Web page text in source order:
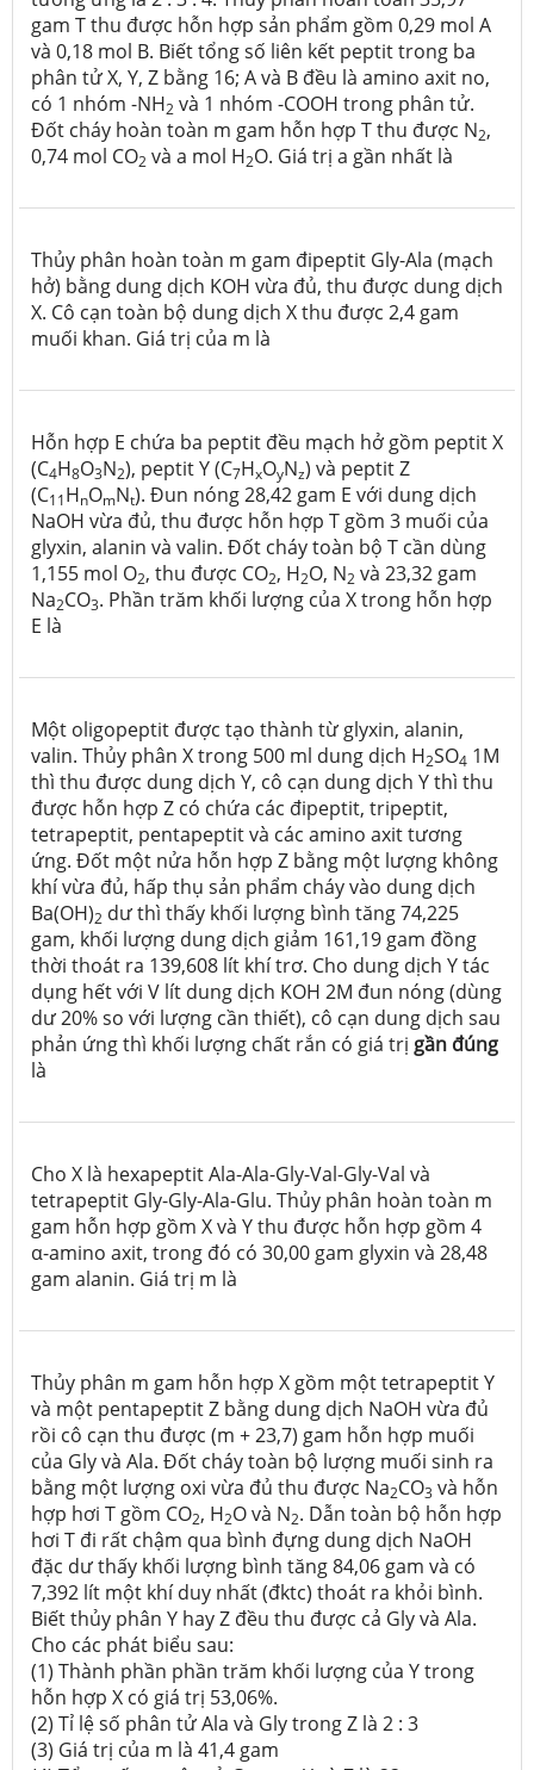
gam T thu được hỗn hợp sản phẩm gồm 0,29 mol A
và 0,18 mol B. Biết tổng số liên kết peptit trong ba
phân tử X, Y, Z bằng 16; A và B đều là amino axit no,
có 1 nhóm -NH2 và 1 nhóm -COOH trong phân tử.
Đốt cháy hoàn toàn m gam hỗn hợp T thu được N2,
0,74 mol CO2 và a mol H2O. Giá trị a gần nhất là
Thủy phân hoàn toàn m gam đipeptit Gly-Ala (mạch
hở) bằng dung dịch KOH vừa đủ, thu được dung dịch
X. Cô cạn toàn bộ dung dịch X thu được 2,4 gam
muối khan. Giá trị của m là
Hỗn hợp E chứa ba peptit đều mạch hở gồm peptit X
(C4H8O3N2), peptit Y (C7HxOyNz) và peptit Z
(C11HnOmNt). Đun nóng 28,42 gam E với dung dịch
NaOH vừa đủ, thu được hỗn hợp T gồm 3 muối của
glyxin, alanin và valin. Đốt cháy toàn bộ T cần dùng
1,155 mol O2, thu được CO2, H2O, N2 và 23,32 gam
Na2CO3. Phần trăm khối lượng của X trong hỗn hợp
E là
Một oligopeptit được tạo thành từ glyxin, alanin,
valin. Thủy phân X trong 500 ml dung dịch H2SO4 1M
thì thu được dung dịch Y, cô cạn dung dịch Y thì thu
được hỗn hợp Z có chứa các đipeptit, tripeptit,
tetrapeptit, pentapeptit và các amino axit tương
ứng. Đốt một nửa hỗn hợp Z bằng một lượng không
khí vừa đủ, hấp thụ sản phẩm cháy vào dung dịch
Ba(OH)2 dư thì thấy khối lượng bình tăng 74,225
gam, khối lượng dung dịch giảm 161,19 gam đồng
thời thoát ra 139,608 lít khí trơ. Cho dung dịch Y tác
dụng hết với V lít dung dịch KOH 2M đun nóng (dùng
dư 20% so với lượng cần thiết), cô cạn dung dịch sau
phản ứng thì khối lượng chất rắn có giá trị gần đúng
là
Cho X là hexapeptit Ala-Ala-Gly-Val-Gly-Val và
tetrapeptit Gly-Gly-Ala-Glu. Thủy phân hoàn toàn m
gam hỗn hợp gồm X và Y thu được hỗn hợp gồm 4
α-amino axit, trong đó có 30,00 gam glyxin và 28,48
gam alanin. Giá trị m là
Thủy phân m gam hỗn hợp X gồm một tetrapeptit Y
và một pentapeptit Z bằng dung dịch NaOH vừa đủ
rồi cô cạn thu được (m + 23,7) gam hỗn hợp muối
của Gly và Ala. Đốt cháy toàn bộ lượng muối sinh ra
bằng một lượng oxi vừa đủ thu được Na2CO3 và hỗn
hợp hơi T gồm CO2, H2O và N2. Dẫn toàn bộ hỗn hợp
hơi T đi rất chậm qua bình đựng dung dịch NaOH
đặc dư thấy khối lượng bình tăng 84,06 gam và có
7,392 lít một khí duy nhất (đktc) thoát ra khỏi bình.
Biết thủy phân Y hay Z đều thu được cả Gly và Ala.
Cho các phát biểu sau:
(1) Thành phần phần trăm khối lượng của Y trong
hỗn hợp X có giá trị 53,06%.
(2) Tỉ lệ số phân tử Ala và Gly trong Z là 2 : 3
(3) Giá trị của m là 41,4 gam